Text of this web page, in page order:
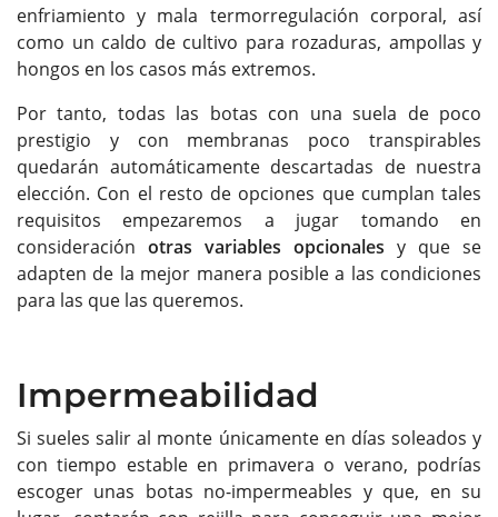
enfriamiento y mala termorregulación corporal, así
como un caldo de cultivo para rozaduras, ampollas y
hongos en los casos más extremos.
Por tanto, todas las botas con una suela de poco
prestigio y con membranas poco transpirables
quedarán automáticamente descartadas de nuestra
elección. Con el resto de opciones que cumplan tales
requisitos empezaremos a jugar tomando en
consideración otras variables opcionales y que se
adapten de la mejor manera posible a las condiciones
para las que las queremos.
Impermeabilidad
Si sueles salir al monte únicamente en días soleados y
con tiempo estable en primavera o verano, podrías
escoger unas botas no-impermeables y que, en su